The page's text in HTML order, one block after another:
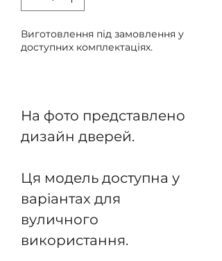
Виготовлення під замовлення у
доступних комплектаціях.
На фото представлено
дизайн дверей.
Ця модель доступна у
варіантах для
вуличного
використання.